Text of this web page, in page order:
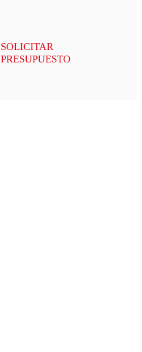
SOLICITAR
PRESUPUESTO